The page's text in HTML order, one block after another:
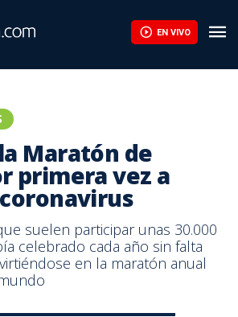
EN VIVO
Maratón de
primera vez a
suelen participar unas 30.000
celebrado cada año sin falta
en la maratón anual